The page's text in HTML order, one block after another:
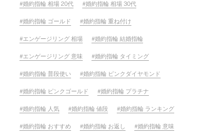
婚約指輪 相場 20代 婚約指輪 相場 30代
婚約指輪 ゴールド 婚約指輪 重ね付け
エンゲージリング 相場 婚約指輪 結婚指輪
エンゲージリング 意味 婚約指輪 タイミング
婚約指輪 普段使い 婚約指輪 ピンクダイヤモンド
婚約指輪 ピンクゴールド 婚約指輪 プラチナ
婚約指輪 人気 婚約指輪 値段 婚約指輪 ランキング
婚約指輪 おすすめ 婚約指輪 お返し 婚約指輪 意味